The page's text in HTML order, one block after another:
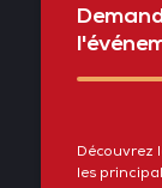
Découvrez
les